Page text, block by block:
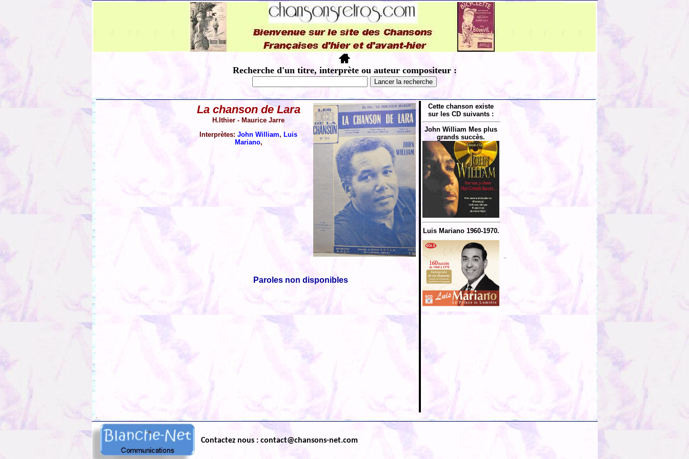
Recherche d'un titre, interprète ou auteur compositeur :
La chanson de Lara
H.Ithier - Maurice Jarre
Interprètes: John William, Luis
Mariano,
Paroles non disponibles
Cette chanson existe
sur les CD suivants :
John William Mes plus
grands succès.
Luis Mariano 1960-1970.
Contactez nous : contact@chansons-net.com